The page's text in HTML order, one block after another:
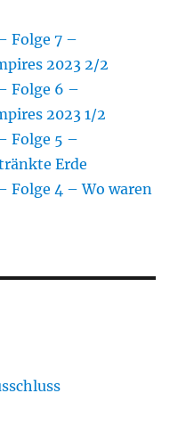
Folge 7 –
2023 2/2
Folge 6 –
2023 1/2
Folge 5 –
Erde
Folge 4 – Wo waren